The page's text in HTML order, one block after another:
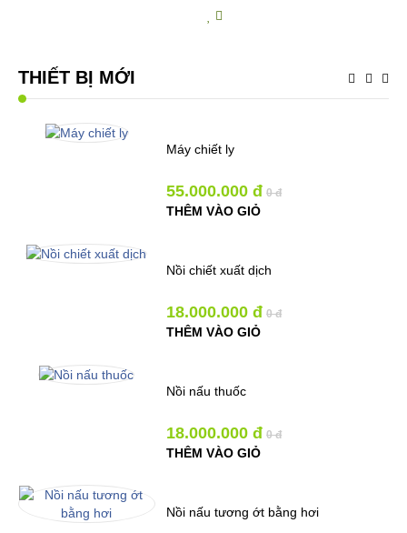
THIẾT BỊ MỚI
Máy chiết ly
55.000.000 đ 0 đ
THÊM VÀO GIỎ
Nồi chiết xuất dịch
18.000.000 đ 0 đ
THÊM VÀO GIỎ
Nồi nấu thuốc
18.000.000 đ 0 đ
THÊM VÀO GIỎ
Nồi nấu tương ớt bằng hơi